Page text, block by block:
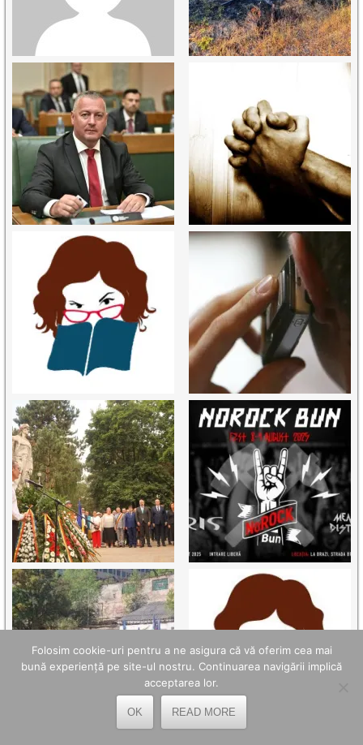
Folosim cookie-uri pentru a ne asigura că vă oferim cea mai
bună experiență pe site-ul nostru. Continuarea navigării implică
acceptarea lor.
OK READ MORE